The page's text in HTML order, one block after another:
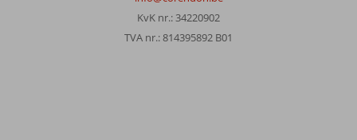
KvK nr.: 34220902
TVA nr.: 814395892 B01